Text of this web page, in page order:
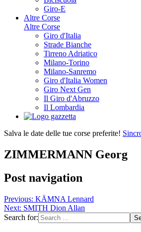
Giro-E
Altre Corse
Altre Corse
Giro d'Italia
Strade Bianche
Tirreno Adriatico
Milano-Torino
Milano-Sanremo
Giro d'Italia Women
Giro Next Gen
Il Giro d'Abruzzo
Il Lombardia
Salva le date delle tue corse preferite!
ZIMMERMANN Georg
Post navigation
Previous: KÄMNA Lennard
Next: SMITH Dion Allan
Search for: